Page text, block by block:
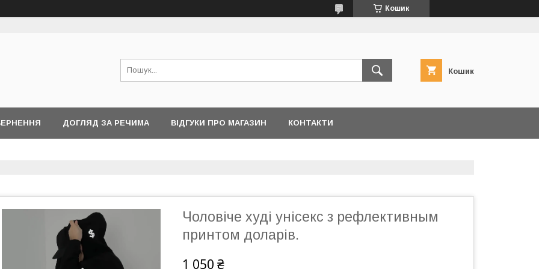
Кошик
Кошик
ДОГЛЯД ЗА РЕЧИМА ВІДГУКИ ПРО МАГАЗИН КОНТАКТИ
Чоловіче худі унісекс з рефлективным
принтом доларів.
1 050 ₴